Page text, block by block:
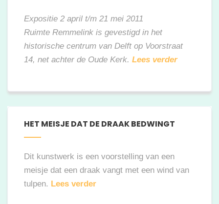
Expositie 2 april t/m 21 mei 2011
Ruimte Remmelink is gevestigd in het
historische centrum van Delft op Voorstraat
14, net achter de Oude Kerk.Lees verder
HET MEISJE DAT DE DRAAK BEDWINGT
Dit kunstwerk is een voorstelling van een
meisje dat een draak vangt met een wind van
tulpen. Lees verder